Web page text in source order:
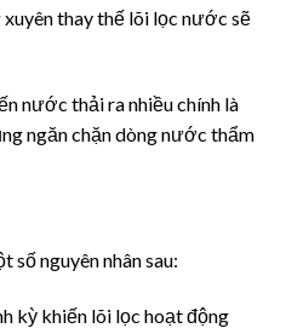
thay thế lõi lọc nước sẽ
nước thải ra nhiều chính là
ngăn chặn dòng nước thẩm
nguyên nhân sau:
kỳ khiến lõi lọc hoạt động